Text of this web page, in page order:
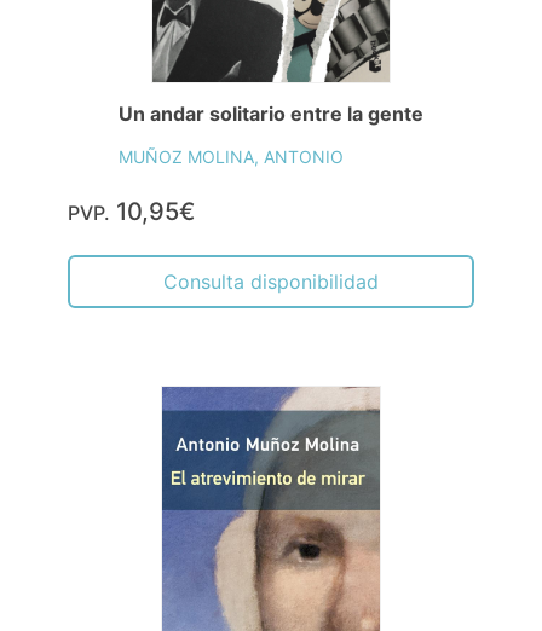
Un andar solitario entre la gente
MUÑOZ MOLINA, ANTONIO
PVP. 10,95€
Consulta disponibilidad